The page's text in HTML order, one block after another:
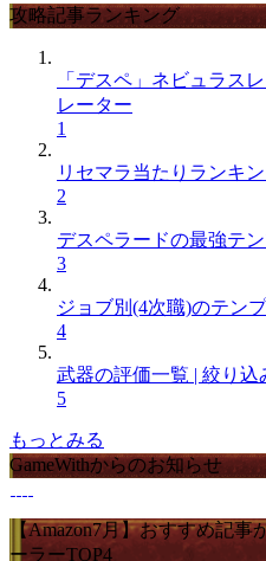
攻略記事ランキング
「デスペ」ネビュラス
レーター
1
リセマラ当たりランキ
2
デスペラードの最強テ
3
ジョブ別(4次職)のテン
4
武器の評価一覧 | 絞り込
5
もっとみる
GameWithからのお知らせ
【Amazon7月】おすすめ記
ーラーTOP4